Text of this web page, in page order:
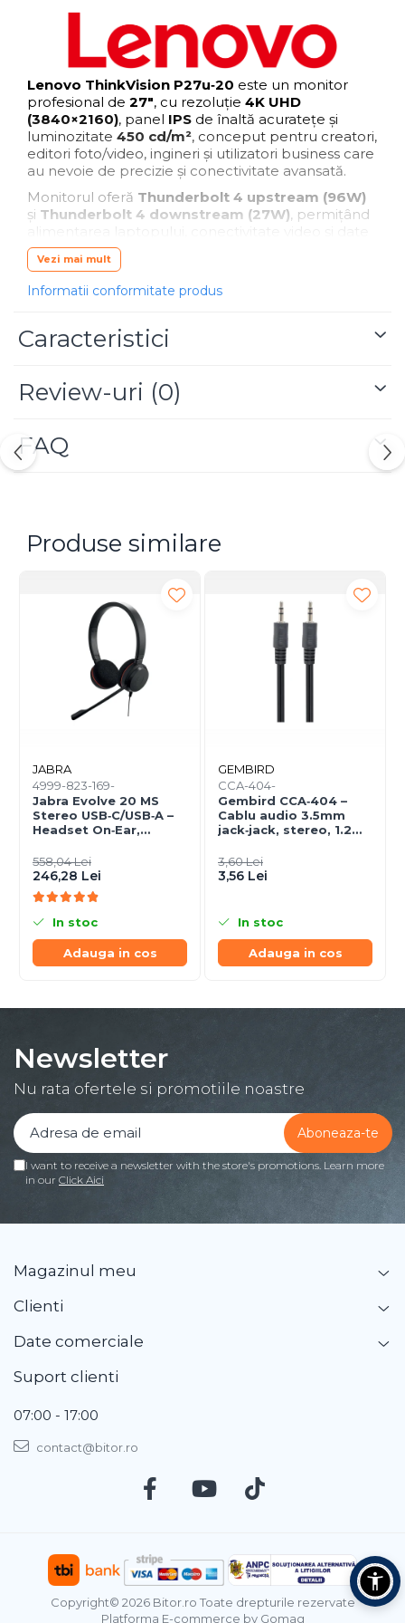
Lenovo ThinkVision P27u‑20 este un monitor
profesional de 27", cu rezoluție 4K UHD
(3840×2160), panel IPS de înaltă acuratețe și
luminozitate 450 cd/m², conceput pentru creatori,
editori foto/video, ingineri și utilizatori business care
au nevoie de precizie și conectivitate avansată.
Monitorul oferă Thunderbolt 4 upstream (96W)
și Thunderbolt 4 downstream (27W), permițând
printr‑un singur cablu. Integrează
3.2,LAN RJ‑45
NearEdgeless pe 3 laturi.
acoperire
99.5% AdobeRGB
sRGB,100% BT.709, plus certificare
producție media.
Vezi mai mult
Informatii conformitate produs
Caracteristici
Review-uri (0)
FAQ
Produse similare
JABRA
4999-823-169-
Jabra Evolve 20 MS
Stereo USB‑C/USB‑A –
Headset On‑Ear,
Certified
558,04 Lei
246,28 Lei
In stoc
Adauga in cos
GEMBIRD
CCA-404-
Gembird CCA‑404 –
Cablu audio 3.5mm
jack‑jack, stereo, 1.2m,
3,60 Lei
3,56 Lei
In stoc
Adauga in cos
Newsletter
Nu rata ofertele si promotiile noastre
I want to receive a newsletter with the store's promotions. Learn more
in our Click Aici
Magazinul meu
Clienti
Date comerciale
Suport clienti
07:00 - 17:00
contact@bitor.ro
Copyright© 2026 Bitor.ro Toate drepturile rezervate
Platforma E-commerce by Gomag